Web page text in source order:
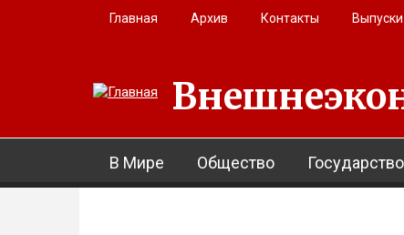
Перейти к основному содержанию
Главная Архив Контакты
В Мире Общество Государство